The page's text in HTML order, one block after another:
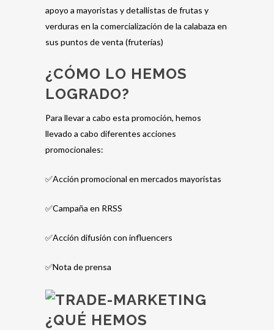
apoyo a mayoristas y detallistas de frutas y
verduras en la comercialización de la calabaza en
sus puntos de venta (fruterías)
¿CÓMO LO HEMOS
LOGRADO?
Para llevar a cabo esta promoción, hemos
llevado a cabo diferentes acciones
promocionales:
✅Acción promocional en mercados mayoristas
✅Campaña en RRSS
✅Acción difusión con influencers
✅Nota de prensa
¿QUÉ HEMOS